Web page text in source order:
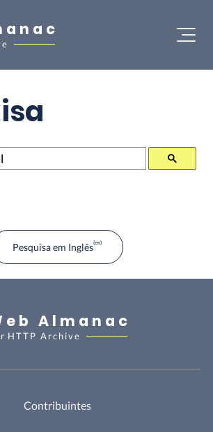
Pesquisa em Inglês
Almanac
HTTP Archive
Contribuintes